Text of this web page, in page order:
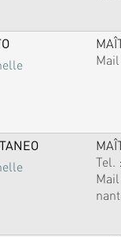
Tel. :